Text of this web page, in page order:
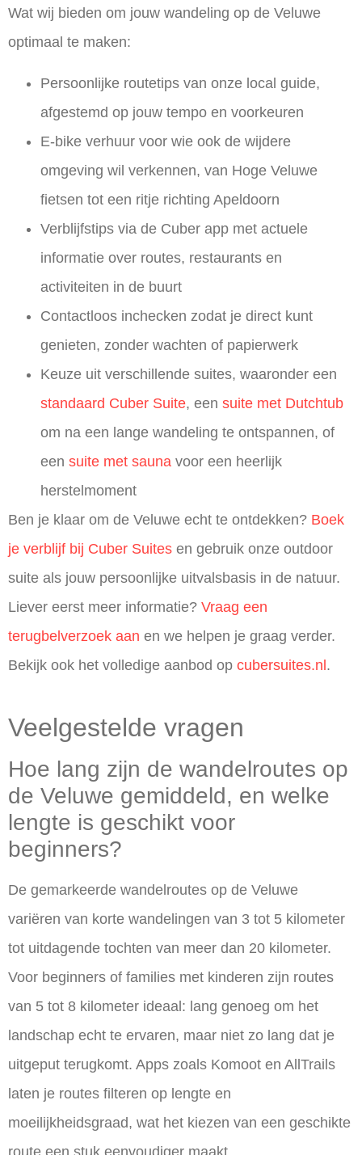
Wat wij bieden om jouw wandeling op de Veluwe
optimaal te maken:
Persoonlijke routetips van onze local guide,
afgestemd op jouw tempo en voorkeuren
E-bike verhuur voor wie ook de wijdere
omgeving wil verkennen, van Hoge Veluwe
fietsen tot een ritje richting Apeldoorn
Verblijfstips via de Cuber app met actuele
informatie over routes, restaurants en
activiteiten in de buurt
Contactloos inchecken zodat je direct kunt
genieten, zonder wachten of papierwerk
Keuze uit verschillende suites, waaronder een
standaard Cuber Suite, een suite met Dutchtub
om na een lange wandeling te ontspannen, of
een suite met sauna voor een heerlijk
herstelmoment
Ben je klaar om de Veluwe echt te ontdekken? Boek
je verblijf bij Cuber Suites en gebruik onze outdoor
suite als jouw persoonlijke uitvalsbasis in de natuur.
Liever eerst meer informatie? Vraag een
terugbelverzoek aan en we helpen je graag verder.
Bekijk ook het volledige aanbod op cubersuites.nl.
Veelgestelde vragen
Hoe lang zijn de wandelroutes op
de Veluwe gemiddeld, en welke
lengte is geschikt voor
beginners?
De gemarkeerde wandelroutes op de Veluwe
variëren van korte wandelingen van 3 tot 5 kilometer
tot uitdagende tochten van meer dan 20 kilometer.
Voor beginners of families met kinderen zijn routes
van 5 tot 8 kilometer ideaal: lang genoeg om het
landschap echt te ervaren, maar niet zo lang dat je
uitgeput terugkomt. Apps zoals Komoot en AllTrails
laten je routes filteren op lengte en
moeilijkheidsgraad, wat het kiezen van een geschikte
route een stuk eenvoudiger maakt.